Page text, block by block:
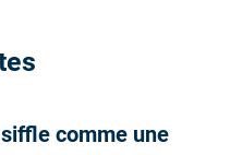
comme une